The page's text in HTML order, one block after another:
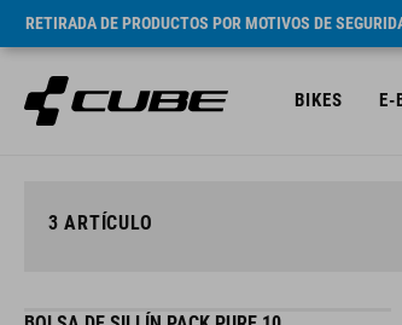
RETIRADA DE PRODUCTOS POR MOTIVOS DE
BIKES E-
3 ARTÍCULO